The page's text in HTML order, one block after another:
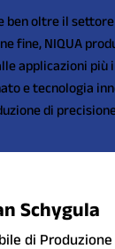
ben oltre il
fine, NIQUA
applicazioni più
e tecnologia
di
Schygula
di Produzione